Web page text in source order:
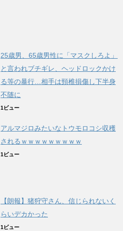
25歳男、65歳男性に「マスクしろよ」
と言われブチギレ、ヘッドロックかけ
る等の暴行…相手は頸椎損傷し下半身
不随に
1ビュー
アルマジロみたいなトウモロコシ収穫
されるｗｗｗｗｗｗｗｗｗ
1ビュー
【朗報】猪狩守さん、信じられないく
らいデカかった
1ビュー